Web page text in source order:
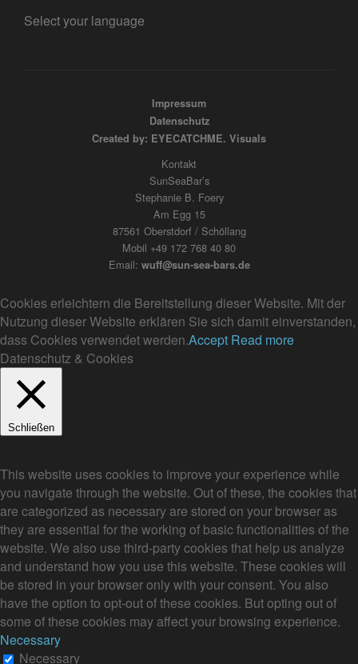
Select your language
Impressum
Datenschutz
Created by: EYECATCHME. Visuals
Kontakt
SunSeaBar’s
Stephanie B. Foery
Am Egg 15
87561 Oberstdorf / Schöllang
Mobil +49 172 768 40 80
Email: wuff@sun-sea-bars.de
Cookies erleichtern die Bereitstellung dieser Website. Mit der
Nutzung dieser Website erklären Sie sich damit einverstanden,
dass Cookies verwendet werden.Accept Read more
Datenschutz & Cookies
Schließen
This website uses cookies to improve your experience while
you navigate through the website. Out of these, the cookies that
are categorized as necessary are stored on your browser as
they are essential for the working of basic functionalities of the
website. We also use third-party cookies that help us analyze
and understand how you use this website. These cookies will
be stored in your browser only with your consent. You also
have the option to opt-out of these cookies. But opting out of
some of these cookies may affect your browsing experience.
Necessary
Necessary